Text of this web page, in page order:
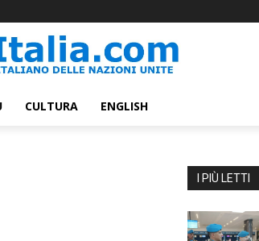
CULTURA ENGLISH
I PIÙ LETTI